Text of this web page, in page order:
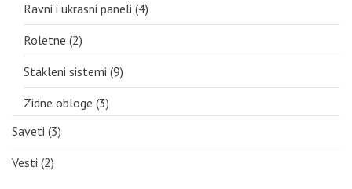
Ravni i ukrasni paneli (4)
Roletne (2)
Stakleni sistemi (9)
Zidne obloge (3)
Saveti (3)
Vesti (2)